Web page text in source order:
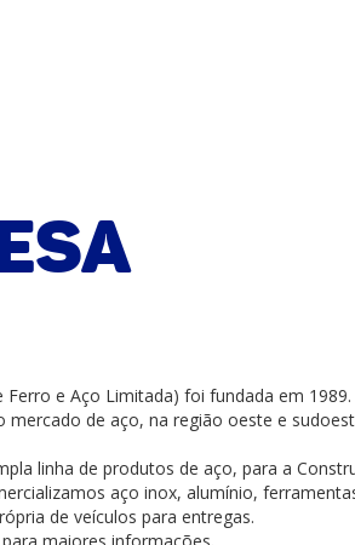
e Aço Limitada) foi fundada em
mercado de aço, na região oeste e
linha de produtos de aço, para a
aço inox, alumínio,
de veículos para entregas.